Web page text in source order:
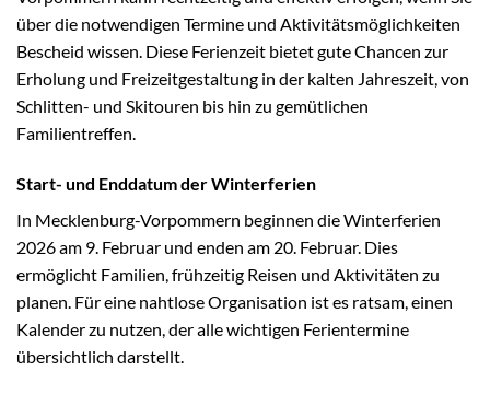
über die notwendigen Termine und Aktivitätsmöglichkeiten
Bescheid wissen. Diese Ferienzeit bietet gute Chancen zur
Erholung und Freizeitgestaltung in der kalten Jahreszeit, von
Schlitten- und Skitouren bis hin zu gemütlichen
Familientreffen.
Start- und Enddatum der Winterferien
In Mecklenburg-Vorpommern beginnen die Winterferien
2026 am 9. Februar und enden am 20. Februar. Dies
ermöglicht Familien, frühzeitig Reisen und Aktivitäten zu
planen. Für eine nahtlose Organisation ist es ratsam, einen
Kalender zu nutzen, der alle wichtigen Ferientermine
übersichtlich darstellt.